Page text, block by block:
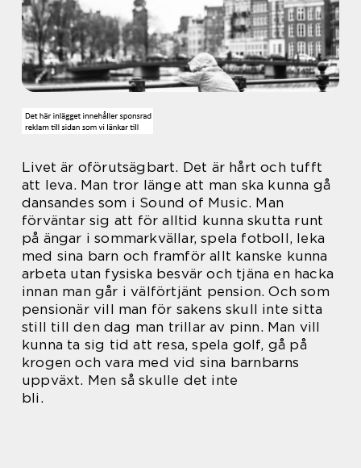
Livet är oförutsägbart. Det är hårt och tufft
att leva. Man tror länge att man ska kunna gå
dansandes som i Sound of Music. Man
förväntar sig att för alltid kunna skutta runt
på ängar i sommarkvällar, spela fotboll, leka
med sina barn och framför allt kanske kunna
arbeta utan fysiska besvär och tjäna en hacka
innan man går i välförtjänt pension. Och som
pensionär vill man för sakens skull inte sitta
still till den dag man trillar av pinn. Man vill
kunna ta sig tid att resa, spela golf, gå på
krogen och vara med vid sina barnbarns
uppväxt. Men så skulle det inte
bli.